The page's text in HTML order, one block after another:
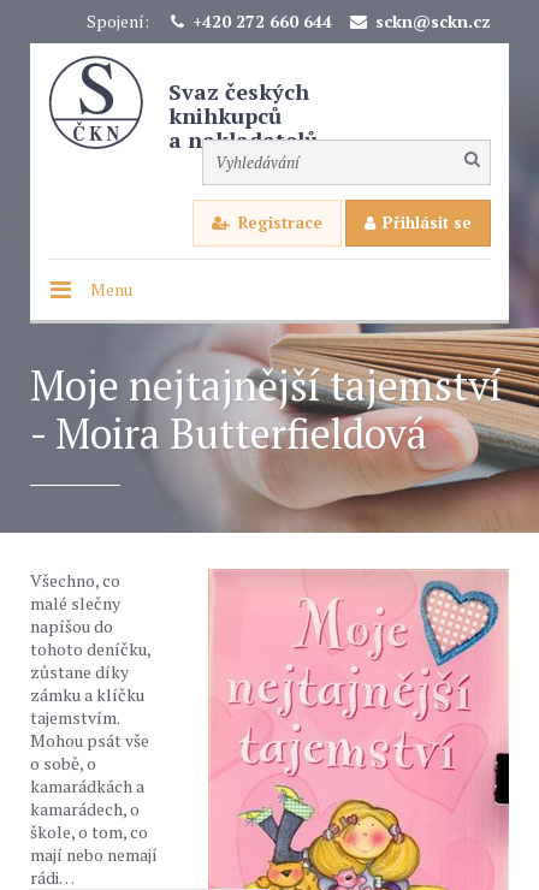
Spojení: +420 272 660 644 sckn@sckn.cz
Svaz českých
knihkupců
a nakladatelů
Registrace Přihlásit se
Menu
Moje nejtajnější tajemství
- Moira Butterfieldová
Všechno, co
malé slečny
napíšou do
tohoto deníčku,
zůstane díky
zámku a klíčku
tajemstvím.
Mohou psát vše
o sobě, o
kamarádkách a
kamarádech, o
škole, o tom, co
mají nebo nemají
rádi…